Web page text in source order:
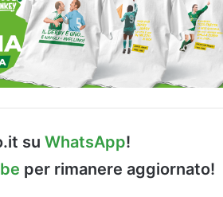
su WhatsApp!
per rimanere aggiornato!